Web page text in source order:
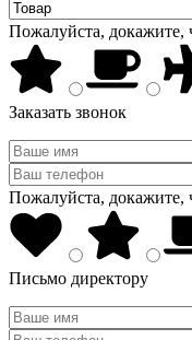
Пожалуйста, докажите,
Заказать звонок
Пожалуйста, докажите,
Письмо директору